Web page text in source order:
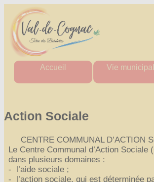
Accueil
Département
Région
Vie
délibérations
du conseil
Espace France
Action Sociale
CENTRE COMMUNAL D’ACTION
Le Centre Communal d’Action
dans plusieurs domaines :
- l’aide sociale ;
- l’action sociale, qui est déterminée